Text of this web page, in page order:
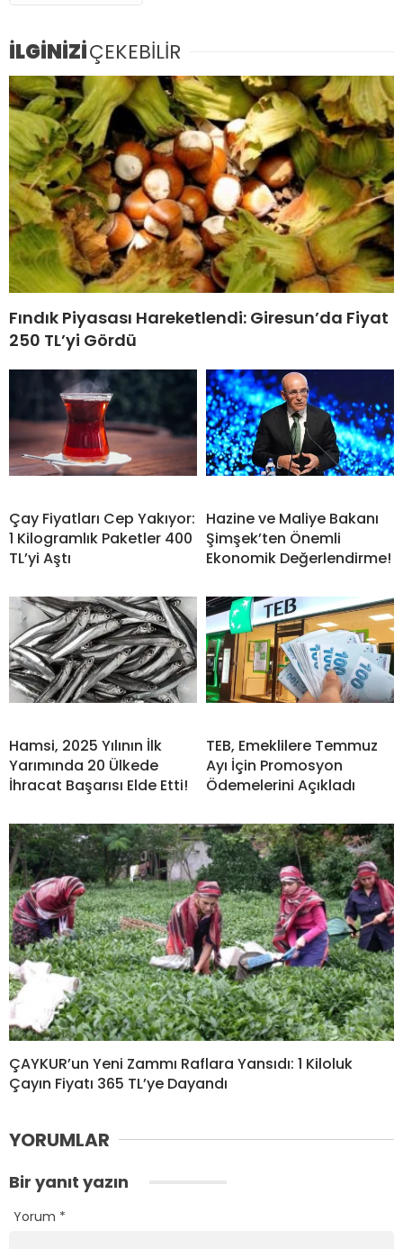
İLGİNİZİÇEKEBİLİR
Fındık Piyasası Hareketlendi: Giresun’da Fiyat
250 TL’yi Gördü
Çay Fiyatları Cep Yakıyor:
1 Kilogramlık Paketler 400
TL’yi Aştı
Hazine ve Maliye Bakanı
Şimşek’ten Önemli
Ekonomik Değerlendirme!
Hamsi, 2025 Yılının İlk
Yarımında 20 Ülkede
İhracat Başarısı Elde Etti!
TEB, Emeklilere Temmuz
Ayı İçin Promosyon
Ödemelerini Açıkladı
ÇAYKUR’un Yeni Zammı Raflara Yansıdı: 1 Kiloluk
Çayın Fiyatı 365 TL’ye Dayandı
YORUMLAR
Bir yanıt yazın
Yorum *